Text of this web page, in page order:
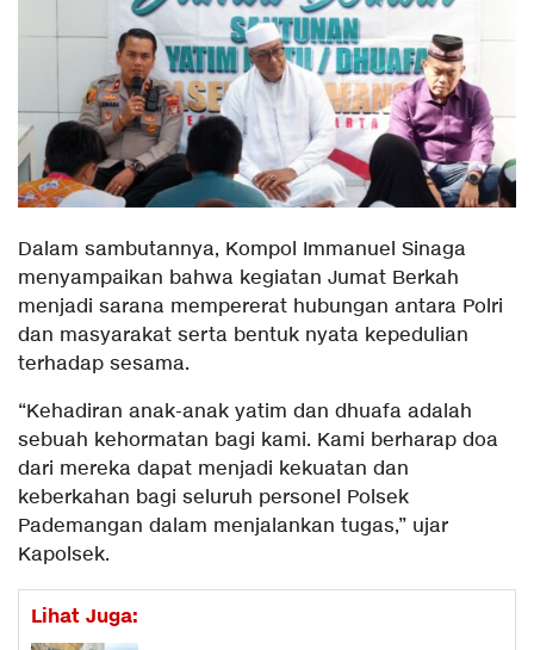
Dalam sambutannya, Kompol Immanuel Sinaga
menyampaikan bahwa kegiatan Jumat Berkah
menjadi sarana mempererat hubungan antara Polri
dan masyarakat serta bentuk nyata kepedulian
terhadap sesama.
“Kehadiran anak-anak yatim dan dhuafa adalah
sebuah kehormatan bagi kami. Kami berharap doa
dari mereka dapat menjadi kekuatan dan
keberkahan bagi seluruh personel Polsek
Pademangan dalam menjalankan tugas,” ujar
Kapolsek.
Lihat Juga: